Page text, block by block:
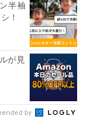
半袖
！
が見
by